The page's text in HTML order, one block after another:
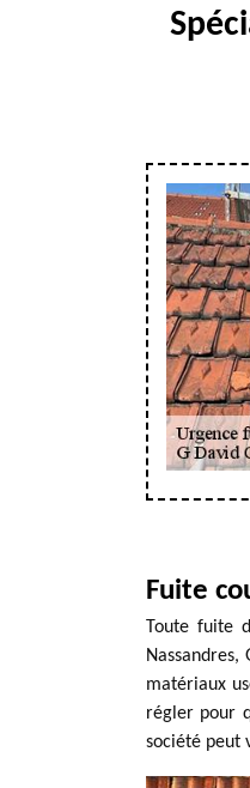
Fuite
Toute fuite
matériaux
régler pour
société peut